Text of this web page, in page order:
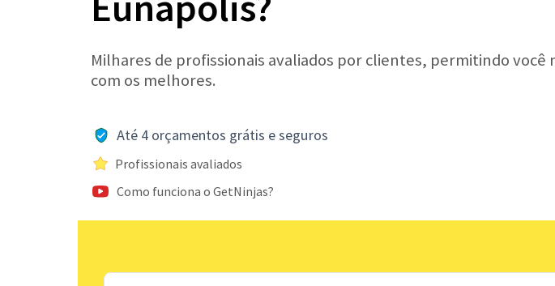
Milhares de profissionais avaliados por clientes, permitindo você
com os melhores.
Até 4 orçamentos grátis e seguros
Profissionais avaliados
Como funciona o GetNinjas?